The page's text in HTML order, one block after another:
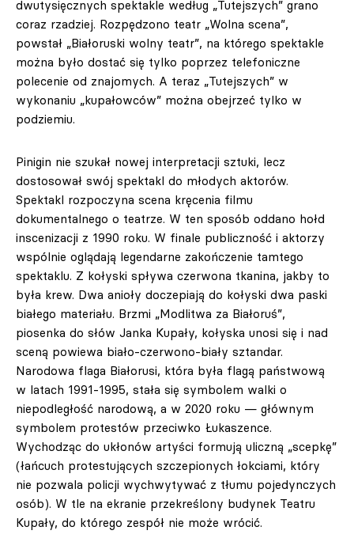
dwutysięcznych spektakle według „Tutejszych” grano
coraz rzadziej. Rozpędzono teatr „Wolna scena”,
powstał „Białoruski wolny teatr”, na którego spektakle
można było dostać się tylko poprzez telefoniczne
polecenie od znajomych. A teraz „Tutejszych” w
wykonaniu „kupałowców” można obejrzeć tylko w
podziemiu.
Pinigin nie szukał nowej interpretacji sztuki, lecz
dostosował swój spektakl do młodych aktorów.
Spektakl rozpoczyna scena kręcenia filmu
dokumentalnego o teatrze. W ten sposób oddano hołd
inscenizacji z 1990 roku. W finale publiczność i aktorzy
wspólnie oglądają legendarne zakończenie tamtego
spektaklu. Z kołyski spływa czerwona tkanina, jakby to
była krew. Dwa anioły doczepiają do kołyski dwa paski
białego materiału. Brzmi „Modlitwa za Białoruś”,
piosenka do słów Janka Kupały, kołyska unosi się i nad
sceną powiewa biało-czerwono-biały sztandar.
Narodowa flaga Białorusi, która była flagą państwową
w latach 1991-1995, stała się symbolem walki o
niepodległość narodową, a w 2020 roku — głównym
symbolem protestów przeciwko Łukaszence.
Wychodząc do ukłonów artyści formują uliczną „scepkę”
(łańcuch protestujących szczepionych łokciami, który
nie pozwala policji wychwytywać z tłumu pojedynczych
osób). W tle na ekranie przekreślony budynek Teatru
Kupały, do którego zespół nie może wrócić.